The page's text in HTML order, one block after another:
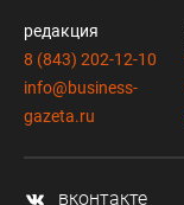
редакция
8 (843) 202-12-10
info@business-
gazeta.ru
вконтакте